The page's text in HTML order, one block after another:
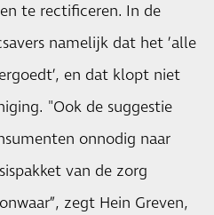
te rectificeren. In de
namelijk dat het ’alle
en dat klopt niet
"Ook de suggestie
onnodig naar
van de zorg
zegt Hein Greven,